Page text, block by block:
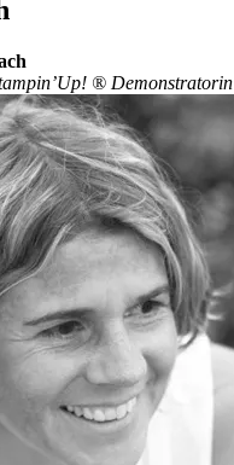
® Demonstratorin